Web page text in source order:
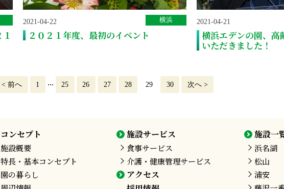
2021-04-22
２０２１年度、最初のイベント
横浜 2021-04-21
横浜エデンの園、高
いただきました！
< 前へ 1 ... 25 26 27 28 29 30 次へ >
コンセプト
施設概要
特長・基本コンセプト
園の暮らし
施設サービス
食事サービス
介護・健康管理サービス
アクセス
施設一
浜名湖
松山
浦安